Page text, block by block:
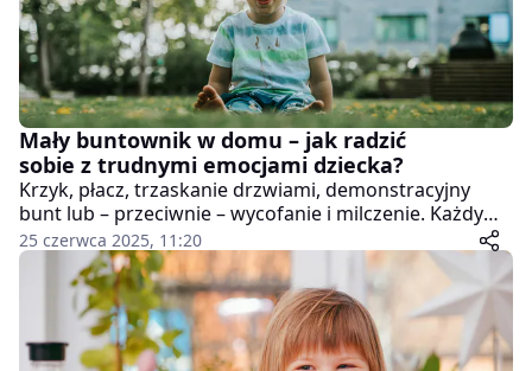
Mały buntownik w domu – jak radzić
sobie z trudnymi emocjami dziecka?
Krzyk, płacz, trzaskanie drzwiami, demonstracyjny
bunt lub – przeciwnie – wycofanie i milczenie. Każdy
rodzic prędzej czy później spotyka się z trudnymi
emocjami swojego dziecka. To momenty, które
potrafią zaskoczyć, zmęczyć i budzić bezsilność. Warto
jednak pamiętać, że emocje – nawet te gwałtowne – są
ważną częścią rozwoju dziecka i… cenną informacją
dla dorosłych.
25 czerwca 2025, 11:20